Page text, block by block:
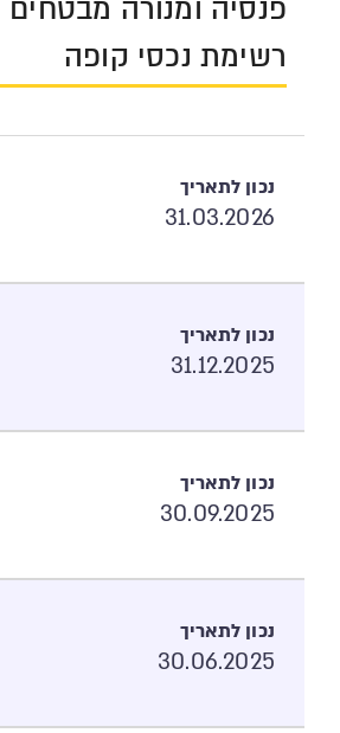
פנסיה ומנורה
רשימת נכסי קופה
31.03.2026
31.12.2025
30.09.2025
30.06.2025